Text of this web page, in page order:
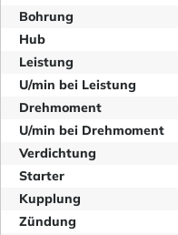
Bohrung
Hub
Leistung
U/min bei Leistung
Drehmoment
U/min bei Drehmoment
Verdichtung
Starter
Kupplung
Zündung